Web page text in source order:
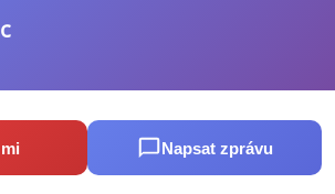
Napsat zprávu